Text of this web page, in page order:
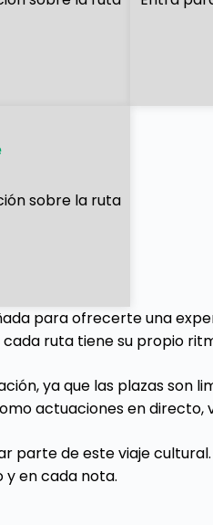
sobre la ruta
para ofrecerte una
ruta tiene su propio
ya que las plazas son
actuaciones en
parte de este viaje
y en cada nota.